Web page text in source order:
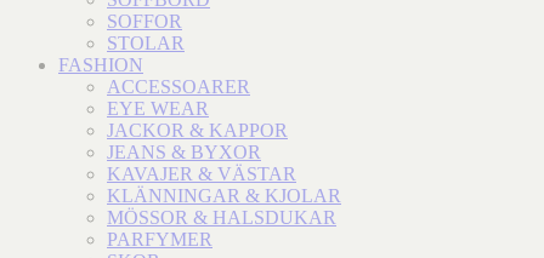
SOFFOR
STOLAR
FASHION
ACCESSOARER
EYE WEAR
JACKOR & KAPPOR
JEANS & BYXOR
KAVAJER & VÄSTAR
KLÄNNINGAR & KJOLAR
MÖSSOR & HALSDUKAR
PARFYMER